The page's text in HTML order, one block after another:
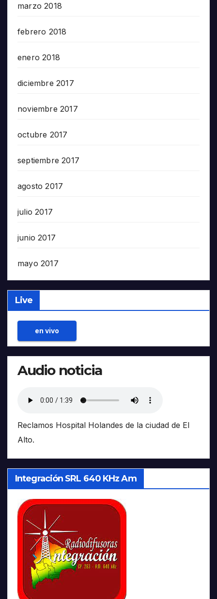
marzo 2018
febrero 2018
enero 2018
diciembre 2017
noviembre 2017
octubre 2017
septiembre 2017
agosto 2017
julio 2017
junio 2017
mayo 2017
Live
en vivo
Audio noticia
Reclamos Hospital Holandes de la ciudad de El
Alto.
Integración SRL 640 KHz Am